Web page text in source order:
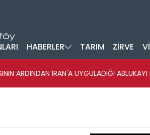
HABERLER TARIM ZİRVE
ARDINDAN İRAN'A UYGULADIĞI ABLUKAYI